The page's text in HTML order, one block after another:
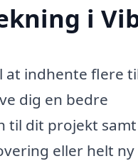
i
at indhente flere
dig en bedre
til dit projekt
eller helt ny